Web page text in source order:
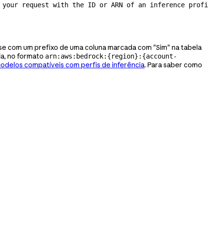
request with the ID or ARN of an inference
com um prefixo de uma coluna marcada com "Sim" na tabela
no formato arn:aws:bedrock:{region}:{account-
compatíveis com perfis de inferência. Para saber como